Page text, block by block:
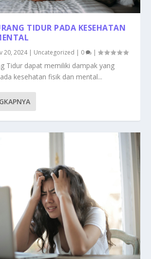
TIDUR PADA KESEHATAN
20, 2024| Uncategorized | 0 |
Tidur dapat memiliki dampak yang
kesehatan fisik dan mental...